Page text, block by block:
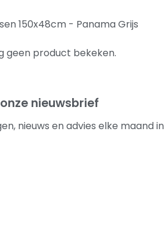
geen product bekeken.
nieuwsbrief
nieuws en advies elke maand in